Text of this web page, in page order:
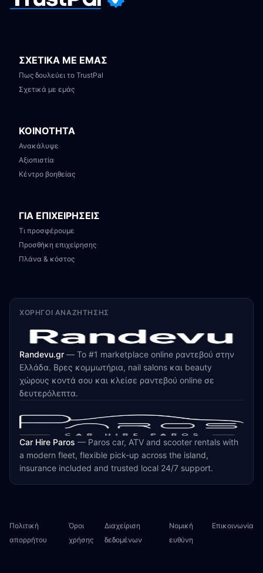
ΣΧΕΤΙΚΑ ΜΕ ΕΜΑΣ
Πως δουλεύει το TrustPal
Σχετικά με εμάς
ΚΟΙΝΟΤΗΤΑ
Ανακάλυψε
Αξιοπιστία
Κέντρο βοηθείας
ΓΙΑ ΕΠΙΧΕΙΡΗΣΕΙΣ
Τι προσφέρουμε
Προσθήκη επιχείρησης
Πλάνα & κόστος
ΧΟΡΗΓΟΊ ΑΝΑΖΉΤΗΣΗΣ
Randevu.gr — Το #1 marketplace online ραντεβού στην
Ελλάδα. Βρες κομμωτήρια, nail salons και beauty
χώρους κοντά σου και κλείσε ραντεβού online σε
δευτερόλεπτα.
Car Hire Paros — Paros car, ATV and scooter rentals with
a modern fleet, flexible pick-up across the island,
insurance included and trusted local 24/7 support.
Πολιτική
απορρήτου
Όροι
χρήσης
Διαχείριση
δεδομένων
Νομική
ευθύνη
Επικοινωνία